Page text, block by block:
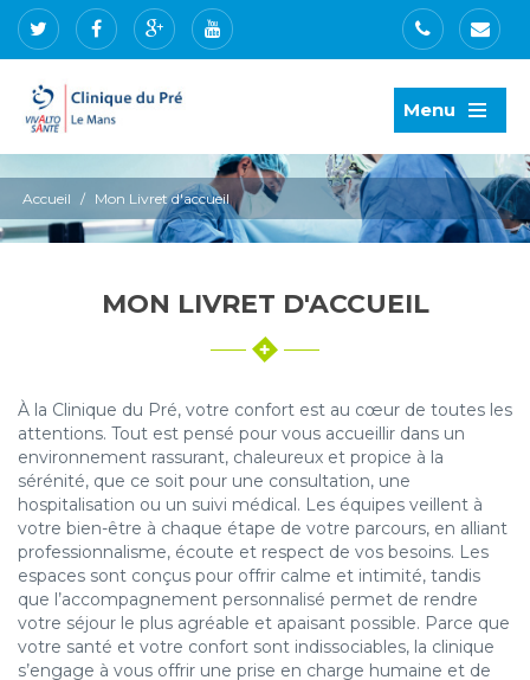
Menu
Accueil / Mon Livret d'accueil
MON LIVRET D'ACCUEIL
À la Clinique du Pré, votre confort est au cœur de toutes les
attentions. Tout est pensé pour vous accueillir dans un
environnement rassurant, chaleureux et propice à la
sérénité, que ce soit pour une consultation, une
hospitalisation ou un suivi médical. Les équipes veillent à
votre bien-être à chaque étape de votre parcours, en alliant
professionnalisme, écoute et respect de vos besoins. Les
espaces sont conçus pour offrir calme et intimité, tandis
que l’accompagnement personnalisé permet de rendre
votre séjour le plus agréable et apaisant possible. Parce que
votre santé et votre confort sont indissociables, la clinique
s’engage à vous offrir une prise en charge humaine et de